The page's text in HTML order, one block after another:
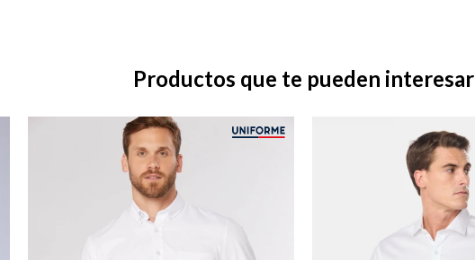
Productos que te pueden interesar